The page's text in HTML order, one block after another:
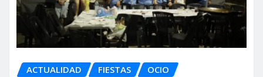
ACTUALIDAD FIESTAS OCIO